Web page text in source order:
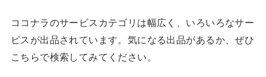
ココナラのサービスカテゴリは幅広く、いろいろなサー
ビスが出品されています。気になる出品があるか、ぜひ
こちらで検索してみてください。